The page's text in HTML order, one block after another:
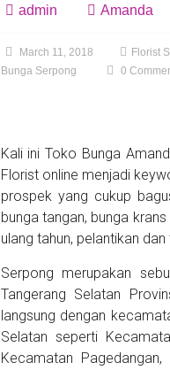
admin Amanda
March 11, 2018 Florist
Bunga Serpong
0
Kali ini Toko Bunga
Florist online menjadi
prospek yang cukup
bunga tangan, bunga
ulang tahun, pelantikan
Serpong merupakan
Tangerang Selatan
langsung dengan
Selatan seperti
Kecamatan